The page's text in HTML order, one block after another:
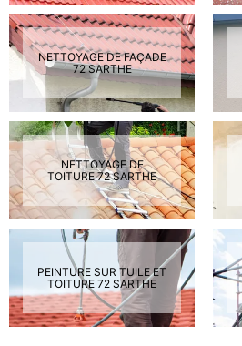
NETTOYAGE DE FAÇADE
72 SARTHE
NETTOYAGE DE
TOITURE 72 SARTHE
PEINTURE SUR TUILE ET
TOITURE 72 SARTHE